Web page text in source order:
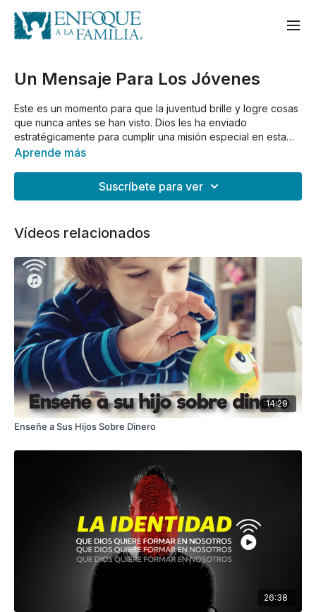
Un Mensaje Para Los Jóvenes
Este es un momento para que la juventud brille y logre cosas
que nunca antes se han visto. Dios les ha enviado
estratégicamente para cumplir una misión especial en esta
generación. Le invitamos a descargar la guía gratuita que
Aprende más
Suscríbete para ver
Vídeos relacionados
14:29
Enseñe a Sus Hijos Sobre Dinero
26:38